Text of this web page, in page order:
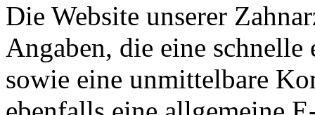
Die Website unserer
Angaben, die eine
sowie eine unmittelbare